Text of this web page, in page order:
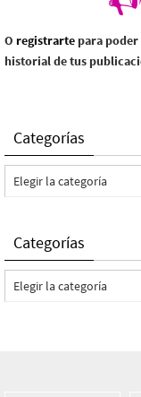
O registrarte para
historial de tus
Categorías
Categorías
Categorías
Categorías